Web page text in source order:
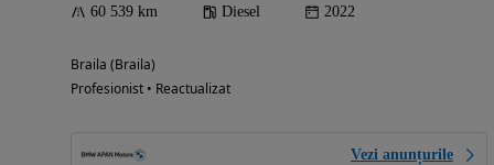
60 539 km Diesel 2022
Braila (Braila)
Profesionist • Reactualizat
Vezi anunțurile